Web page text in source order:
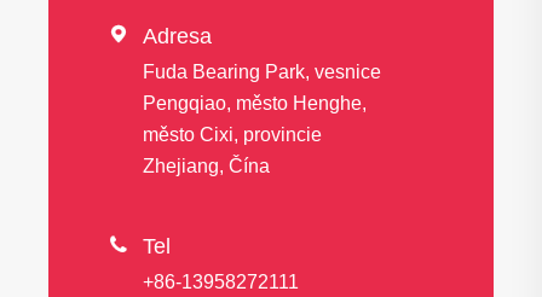
 Adresa
Fuda Bearing Park, vesnice
Pengqiao, město Henghe,
město Cixi, provincie
Zhejiang, Čína
 Tel
+86-13958272111